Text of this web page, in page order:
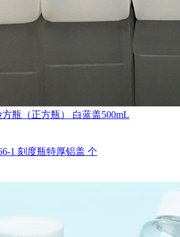
方瓶（正方瓶） 白蓝盖500mL
1 刻度瓶特厚铝盖 个